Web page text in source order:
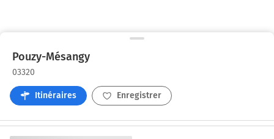
Pouzy-Mésangy
03320
Itinéraires Enregistrer